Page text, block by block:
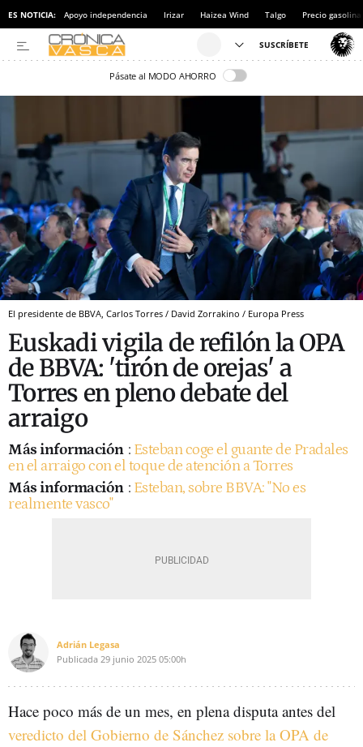
ES NOTICIA: Apoyo independencia Irizar Haizea Wind Talgo Precio gasolina
Pásate al MODO AHORRO
El presidente de BBVA, Carlos Torres / David Zorrakino / Europa Press
Euskadi vigila de refilón la OPA
de BBVA: 'tirón de orejas' a
Torres en pleno debate del
arraigo
Más información : Esteban coge el guante de Pradales
en el arraigo con el toque de atención a Torres
Más información : Esteban, sobre BBVA: "No es
realmente vasco"
Adrián Legasa
Publicada 29 junio 2025 05:00h
Hace poco más de un mes, en plena disputa antes del
veredicto del Gobierno de Sánchez sobre la OPA de